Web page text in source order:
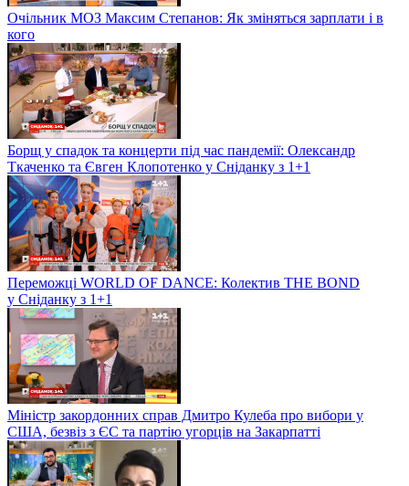
Очільник МОЗ Максим Степанов: Як зміняться зарплати і в
кого
Борщ у спадок та концерти під час пандемії: Олександр
Ткаченко та Євген Клопотенко у Сніданку з 1+1
Переможці WORLD OF DANCE: Колектив THE BOND
у Сніданку з 1+1
Міністр закордонних справ Дмитро Кулеба про вибори у
США, безвіз з ЄС та партію угорців на Закарпатті